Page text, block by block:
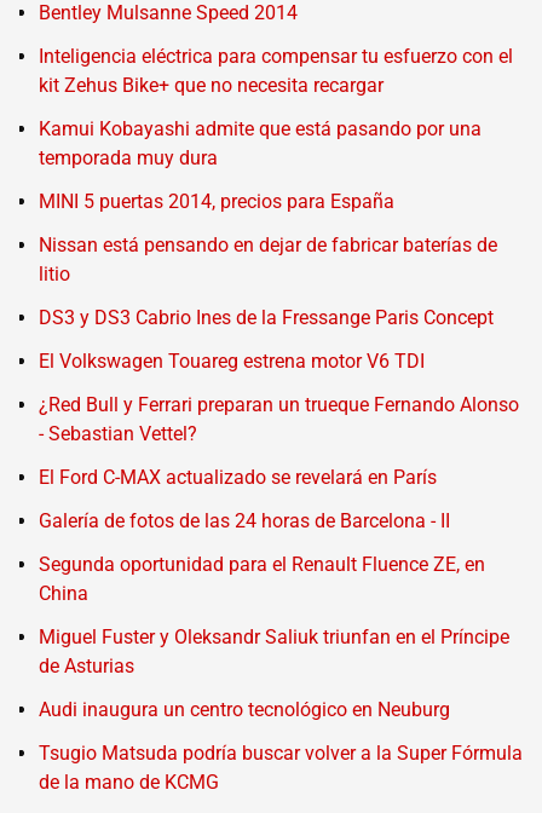
Bentley Mulsanne Speed 2014
Inteligencia eléctrica para compensar tu esfuerzo con el
kit Zehus Bike+ que no necesita recargar
Kamui Kobayashi admite que está pasando por una
temporada muy dura
MINI 5 puertas 2014, precios para España
Nissan está pensando en dejar de fabricar baterías de
litio
DS3 y DS3 Cabrio Ines de la Fressange Paris Concept
El Volkswagen Touareg estrena motor V6 TDI
¿Red Bull y Ferrari preparan un trueque Fernando Alonso
- Sebastian Vettel?
El Ford C-MAX actualizado se revelará en París
Galería de fotos de las 24 horas de Barcelona - II
Segunda oportunidad para el Renault Fluence ZE, en
China
Miguel Fuster y Oleksandr Saliuk triunfan en el Príncipe
de Asturias
Audi inaugura un centro tecnológico en Neuburg
Tsugio Matsuda podría buscar volver a la Super Fórmula
de la mano de KCMG